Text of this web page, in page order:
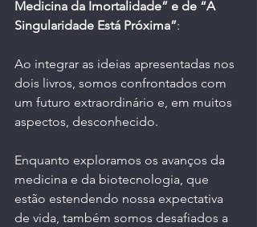
Medicina da Imortalidade” e de “A
Singularidade Está Próxima”:
Ao integrar as ideias apresentadas nos
dois livros, somos confrontados com
um futuro extraordinário e, em muitos
aspectos, desconhecido.
Enquanto exploramos os avanços da
medicina e da biotecnologia, que
estão estendendo nossa expectativa
de vida, também somos desafiados a